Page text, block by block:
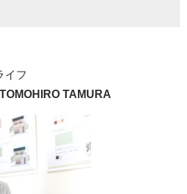
イフ
TOMOHIRO TAMURA